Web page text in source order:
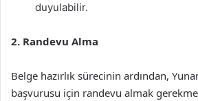
duyulabilir.
2. Randevu Alma
Belge hazırlık sürecinin ardından,
başvurusu için randevu almak